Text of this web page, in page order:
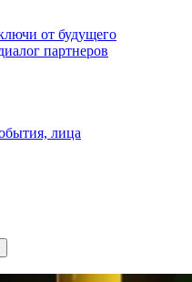
от будущего
партнеров
лица